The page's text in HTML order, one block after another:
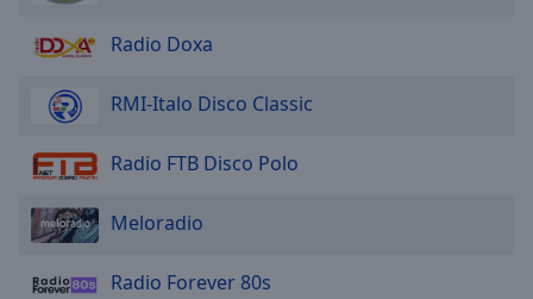
Radio Doxa
RMI-Italo Disco Classic
Radio FTB Disco Polo
Meloradio
Radio Forever 80s